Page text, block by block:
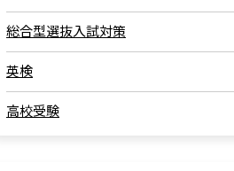
総合型選抜入試対策
英検
高校受験